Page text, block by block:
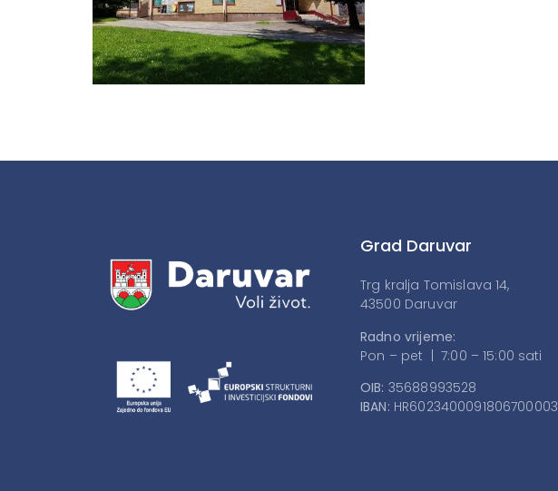
Grad Daruvar
Trg kralja Tomislava 14,
43500 Daruvar
Radno vrijeme:
Pon – pet | 7:00 – 15:00 sati
OIB: 35688993528
IBAN: HR6023400091806700003